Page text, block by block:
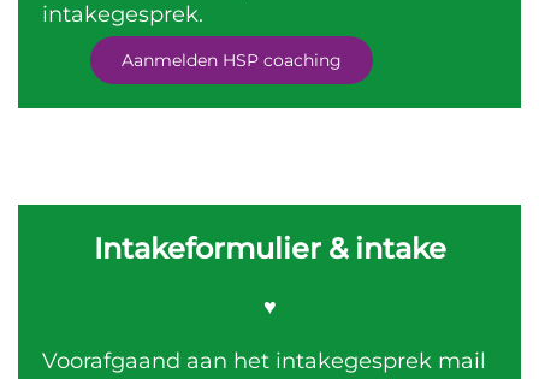
intakegesprek.
Aanmelden HSP coaching
Intakeformulier & intake
♥
Voorafgaand aan het intakegesprek mail